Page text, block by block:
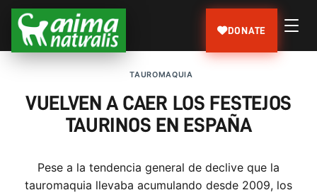
DONATE
TAUROMAQUIA
VUELVEN A CAER LOS FESTEJOS
TAURINOS EN ESPAÑA
Pese a la tendencia general de declive que la
tauromaquia llevaba acumulando desde 2009, los